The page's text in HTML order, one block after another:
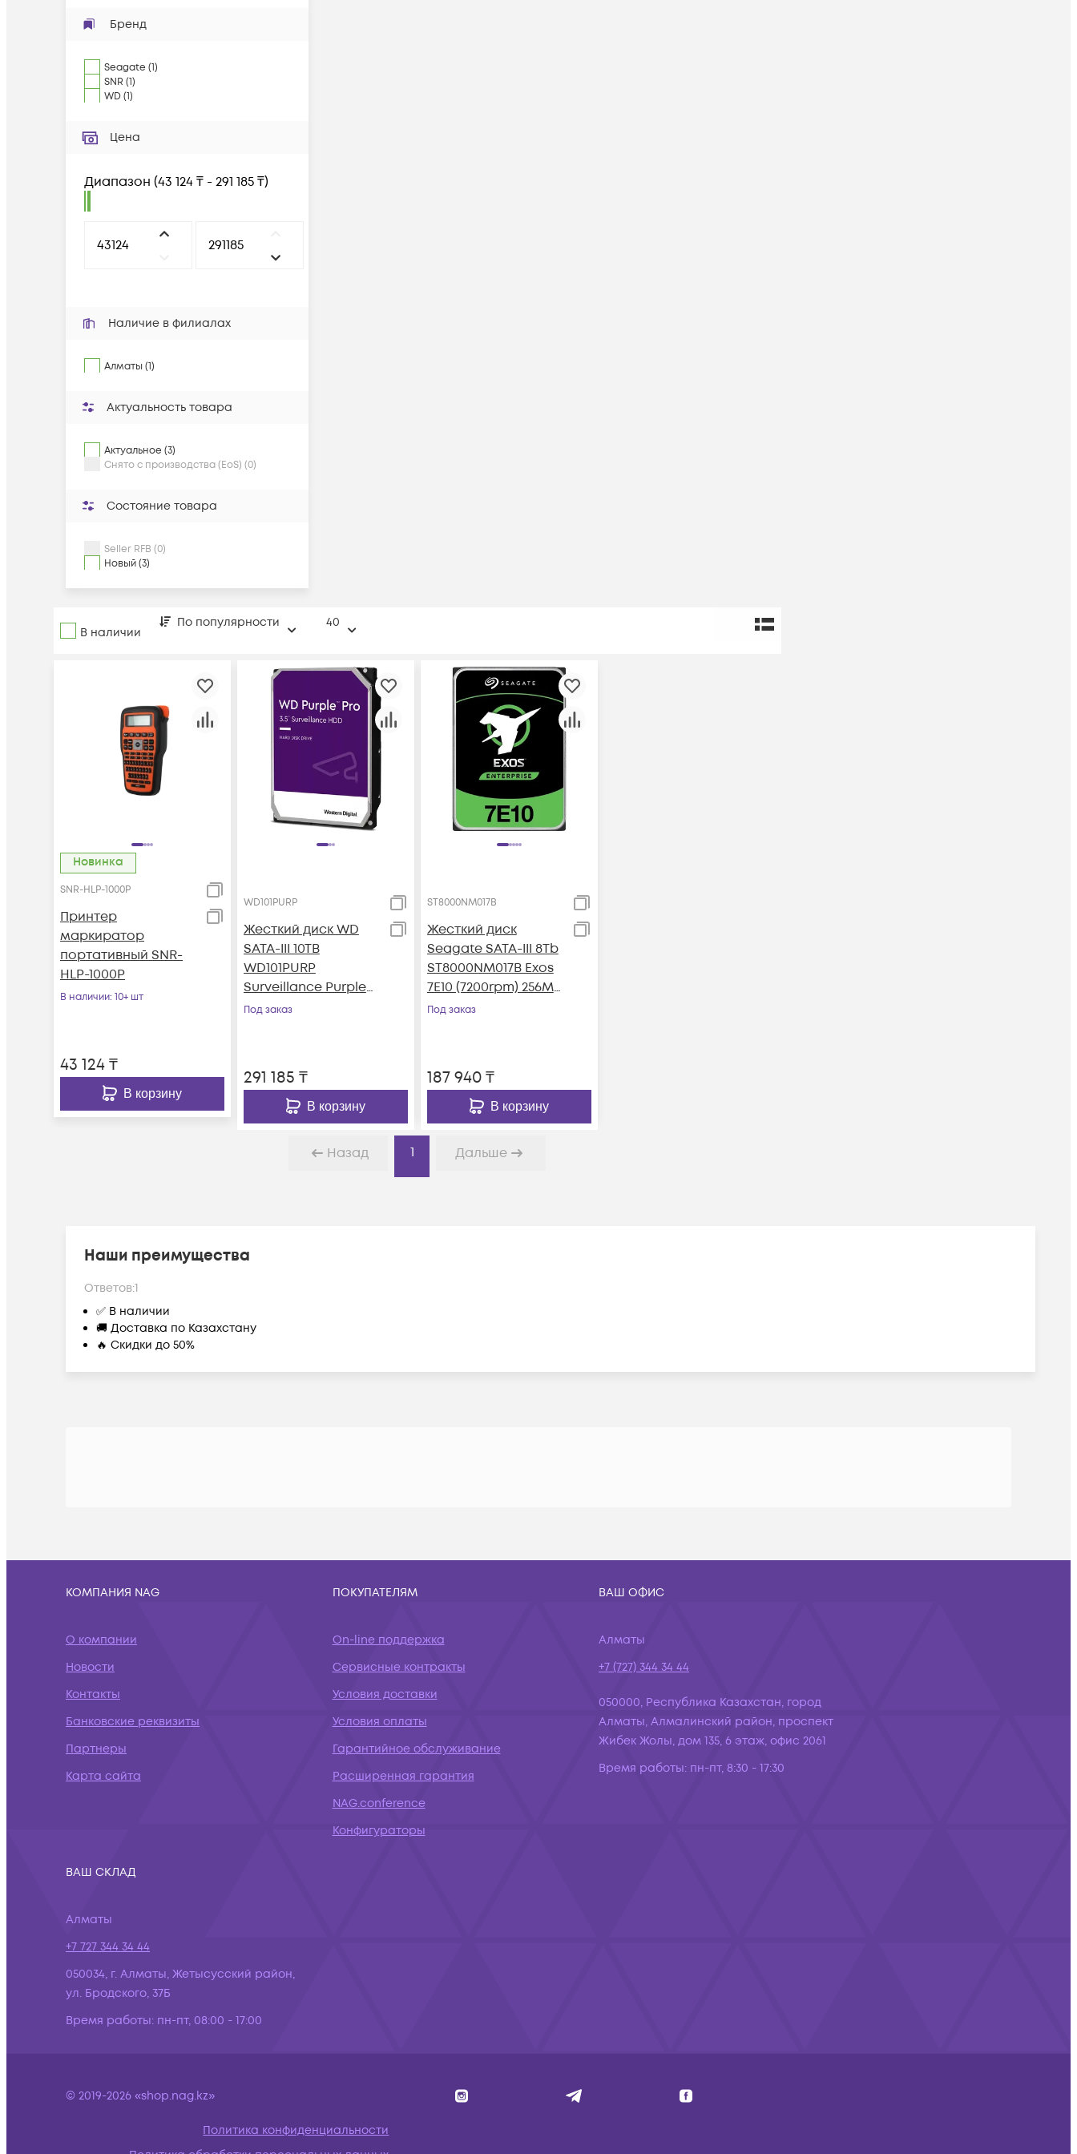
Бренд
Seagate (1)
SNR (1)
WD(1)
Цена
Диапазон (43 124 ₸ - 291 185 ₸)
Наличие в филиалах
Алматы (1)
Актуальность товара
Актуальное (3)
Снято с производства (EoS) (0)
Состояние товара
Seller RFB (0)
Новый (3)
В наличии
По популярности 40
Новинка
SNR-HLP-1000P
Принтер
маркиратор
портативный SNR-
HLP-1000P
В наличии: 10+ шт
43 124₸
В корзину
WD101PURP
Жесткий диск WD
SATA-III 10TB
WD101PURP
Surveillance Purple
Pro (7200rpm) 256Mb
Под заказ
291 185 ₸
В корзину
ST8000NM017B
Жесткий диск
Seagate SATA-III 8Tb
ST8000NM017B Exos
7E10 (7200rpm) 256Mb
3.5"
Под заказ
187 940₸
В корзину
Назад 1 Дальше
Наши преимущества
Ответов:1
✅ В наличии
🚚 Доставка по Казахстану
🔥 Скидки до 50%
КОМПАНИЯ NAG
О компании
Новости
Контакты
Банковские реквизиты
Партнеры
Карта сайта
ПОКУПАТЕЛЯМ
On-line поддержка
Сервисные контракты
Условия доставки
Условия оплаты
Гарантийное обслуживание
Расширенная гарантия
NAG.conference
Конфигураторы
ВАШ ОФИС
Алматы
+7 (727) 344 34 44
050000, Республика Казахстан, город
Алматы, Алмалинский район, проспект
Жибек Жолы, дом 135, 6 этаж, офис 2061
Время работы: пн-пт, 8:30 - 17:30
ВАШ СКЛАД
Алматы
+7 727 344 34 44
050034, г. Алматы, Жетысусский район,
ул. Бродского, 37Б
Время работы: пн-пт, 08:00 - 17:00
© 2019-2026 «shop.nag.kz»
Политика конфиденциальности